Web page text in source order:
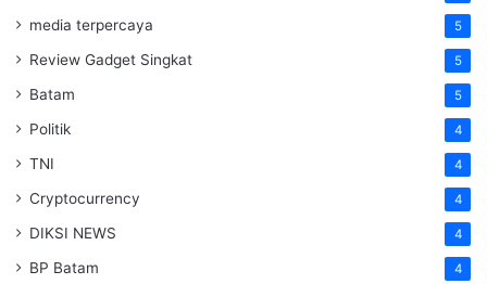
media terpercaya 5
Review Gadget Singkat 5
Batam 5
Politik 4
TNI 4
Cryptocurrency 4
DIKSI NEWS 4
BP Batam 4